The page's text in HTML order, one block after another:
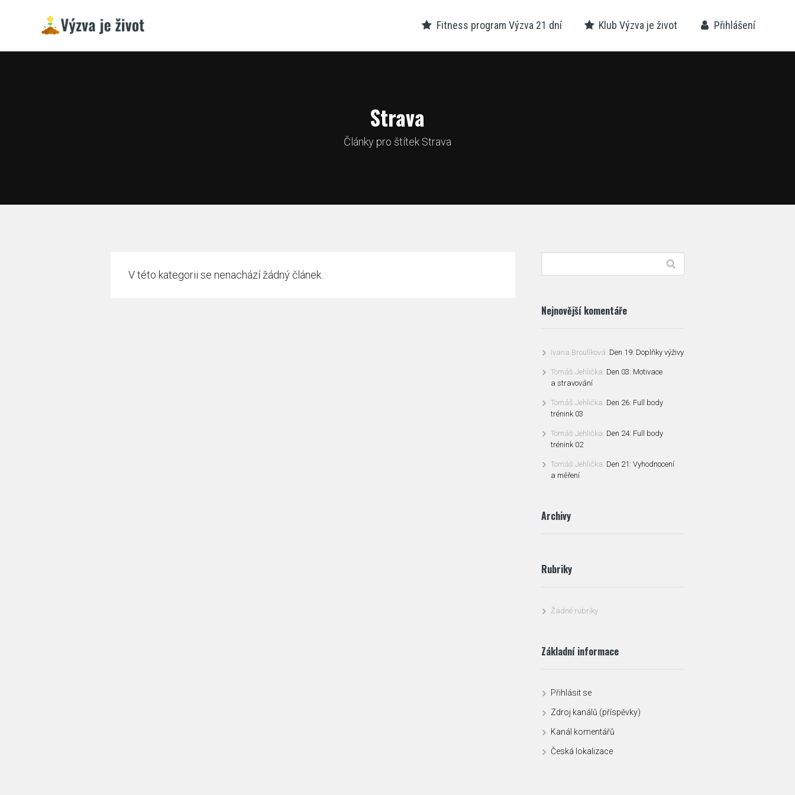
Fitness program Výzva 21 dní Klub Výzva je život Přihlášení
Strava
Články pro štítek Strava
V této kategorii se nenachází žádný článek.
Nejnovější komentáře
Ivana Broulíková: Den 19: Doplňky výživy
Tomáš Jehlička: Den 03: Motivace
a stravování
Tomáš Jehlička: Den 26: Full body
trénink 03
Tomáš Jehlička: Den 24: Full body
trénink 02
Tomáš Jehlička: Den 21: Vyhodnocení
a měření
Archivy
Rubriky
Žádné rubriky
Základní informace
Přihlásit se
Zdroj kanálů (příspěvky)
Kanál komentářů
Česká lokalizace